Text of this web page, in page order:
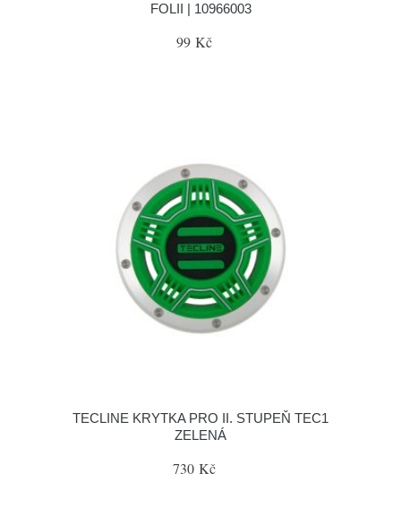
FOLII | 10966003
99 Kč
TECLINE KRYTKA PRO II. STUPEŇ TEC1
ZELENÁ
730 Kč